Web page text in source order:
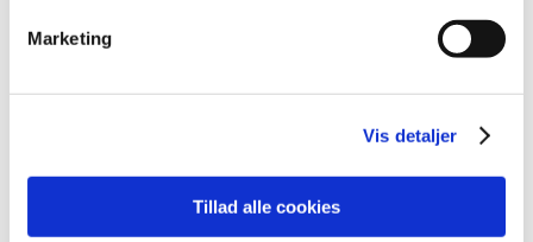
Marketing
Vis detaljer
Tillad alle cookies
januar (1)
2009 (14)